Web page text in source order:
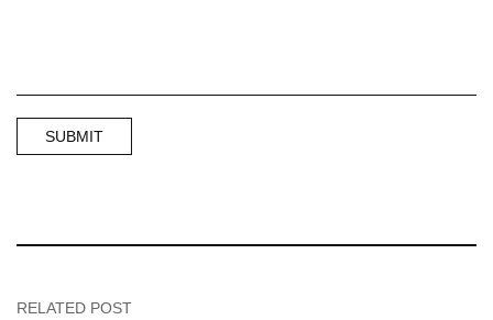
RELATED POST